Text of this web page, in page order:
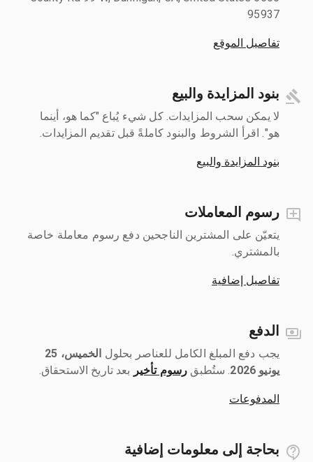
95937
تفاصيل الموقع
بنود المزايدة والبيع
لا يمكن سحب المزايدات. كل شيء يُباع "كما هو، أينما
هو". اقرأ الشروط والبنود كاملةً قبل تقديم المزايدات.
بنود المزايدة والبيع
رسوم المعاملات
يتعيّن على المشترين الناجحين دفع رسوم معاملة خاصة
بالمشتري.
تفاصيل إضافية
الدفع
يجب دفع المبلغ الكامل للعناصر بحلول ‎
الخميس، 25
يونيو 2026
رسوم تأخير بعد تاريخ الاستحقاق.
المدفوعات
بحاجة إلى معلومات إضافية